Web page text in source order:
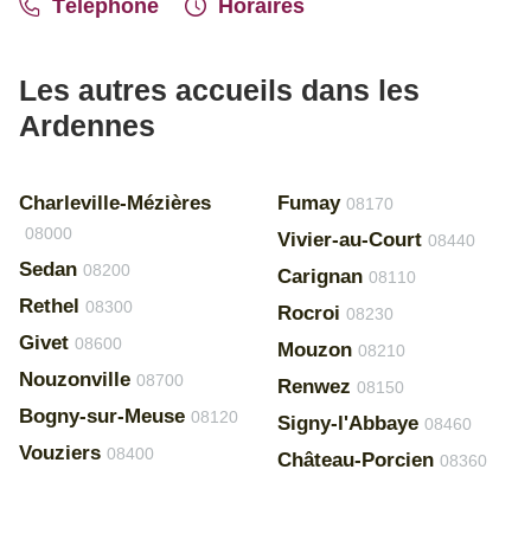
Téléphone Horaires
Les autres accueils dans les
Ardennes
Charleville-Mézières
08000
Sedan 08200
Rethel 08300
Givet 08600
Nouzonville 08700
Bogny-sur-Meuse 08120
Vouziers 08400
Fumay 08170
Vivier-au-Court 08440
Carignan 08110
Rocroi 08230
Mouzon 08210
Renwez 08150
Signy-l'Abbaye 08460
Château-Porcien 08360